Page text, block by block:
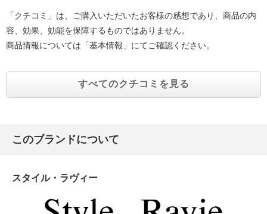
「クチコミ」は、ご購入いただいたお客様の感想であり、商品の内
容、効果、効能を保障するものではありません。
商品情報については「基本情報」にてご確認ください。
すべてのクチコミを見る
このブランドについて
スタイル・ラヴィー